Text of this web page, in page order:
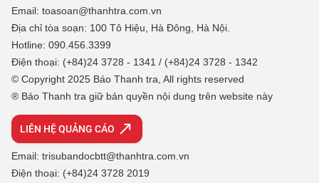
Email: toasoan@thanhtra.com.vn
Địa chỉ tòa soạn: 100 Tô Hiệu, Hà Đông, Hà Nội.
Hotline: 090.456.3399
Điện thoại: (+84)24 3728 - 1341 / (+84)24 3728 - 1342
© Copyright 2025 Báo Thanh tra, All rights reserved
® Báo Thanh tra giữ bản quyền nội dung trên website này
LIÊN HỆ QUẢNG CÁO
Email: trisubandocbtt@thanhtra.com.vn
Điện thoại: (+84)24 3728 2019